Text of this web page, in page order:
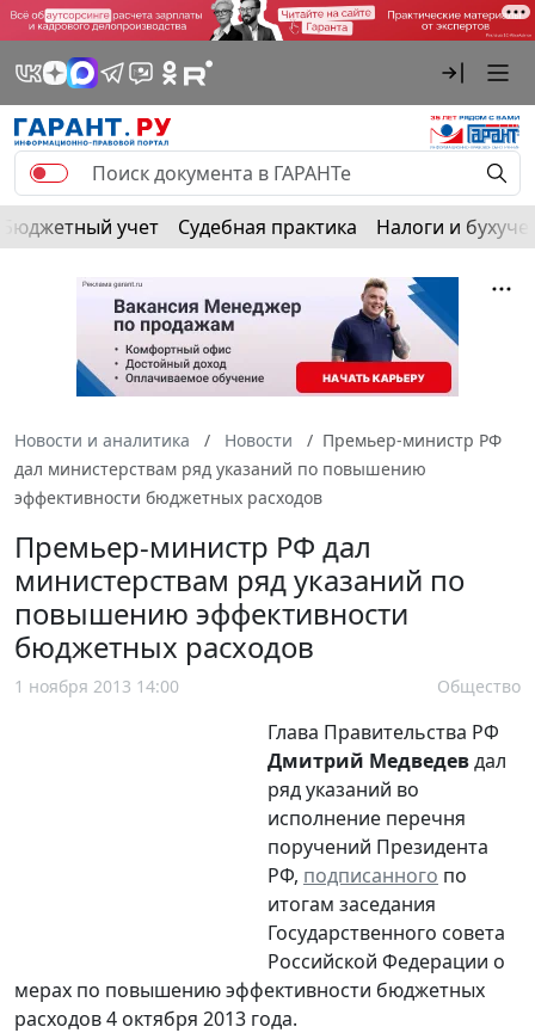
Бюджетный учет Судебная практика Налоги и
Новости и аналитика Новости
Премьер-министр РФ
дал министерствам ряд указаний по повышению
эффективности бюджетных расходов
Премьер-министр РФ дал
министерствам ряд указаний по
повышению эффективности
бюджетных расходов
1 ноября 2013 14:00 Общество
Глава Правительства РФ
Дмитрий Медведевдал
ряд указаний во
исполнение перечня
поручений Президента
РФ, подписанного по
итогам заседания
Государственного совета
Российской Федерации о
мерах по повышению эффективности бюджетных
расходов 4 октября 2013 года.